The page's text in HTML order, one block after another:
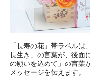
「長寿の花」帯ラベル
長生き」の言葉が、後面
の願いを込めて」の言葉
メッセージを伝えます。